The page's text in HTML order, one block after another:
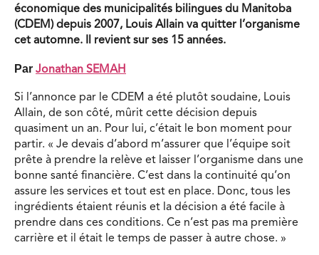
économique des municipalités bilingues du Manitoba
(CDEM) depuis 2007, Louis Allain va quitter l’organisme
cet automne. Il revient sur ses 15 années.
Par Jonathan SEMAH
Si l’annonce par le CDEM a été plutôt soudaine, Louis
Allain, de son côté, mûrit cette décision depuis
quasiment un an. Pour lui, c’était le bon moment pour
partir. « Je devais d’abord m’assurer que l’équipe soit
prête à prendre la relève et laisser l’organisme dans une
bonne santé financière. C’est dans la continuité qu’on
assure les services et tout est en place. Donc, tous les
ingrédients étaient réunis et la décision a été facile à
prendre dans ces conditions. Ce n’est pas ma première
carrière et il était le temps de passer à autre chose. »